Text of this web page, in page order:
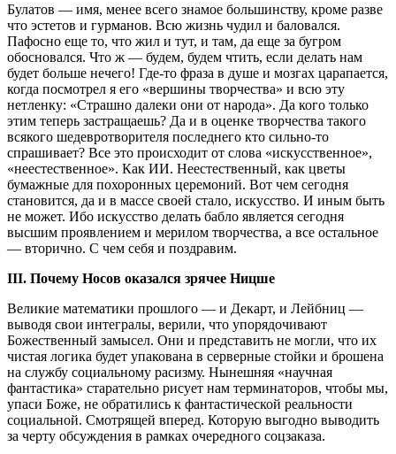
Булатов — имя, менее всего знамое большинству, кроме разве
что эстетов и гурманов. Всю жизнь чудил и баловался.
Пафосно еще то, что жил и тут, и там, да еще за бугром
обосновался. Что ж — будем, будем чтить, если делать нам
будет больше нечего! Где-то фраза в душе и мозгах царапается,
когда посмотрел я его «вершины творчества» и всю эту
нетленку: «Страшно далеки они от народа». Да кого только
этим теперь застращаешь? Да и в оценке творчества такого
всякого шедевротворителя последнего кто сильно-то
спрашивает? Все это происходит от слова «искусственное»,
«неестественное». Как ИИ. Неестественный, как цветы
бумажные для похоронных церемоний. Вот чем сегодня
становится, да и в массе своей стало, искусство. И иным быть
не может. Ибо искусство делать бабло является сегодня
высшим проявлением и мерилом творчества, а все остальное
— вторично. С чем себя и поздравим.
III. Почему Носов оказался зрячее Ницше
Великие математики прошлого — и Декарт, и Лейбниц —
выводя свои интегралы, верили, что упорядочивают
Божественный замысел. Они и представить не могли, что их
чистая логика будет упакована в серверные стойки и брошена
на службу социальному расизму. Нынешняя «научная
фантастика» старательно рисует нам терминаторов, чтобы мы,
упаси Боже, не обратились к фантастической реальности
социальной. Смотрящей вперед. Которую выгодно выводить
за черту обсуждения в рамках очередного соцзаказа.